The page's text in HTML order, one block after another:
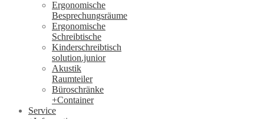
Ergonomische
Besprechungsräume
Ergonomische
Schreibtische
Kinderschreibtisch
solution.junior
Akustik
Raumteiler
Büroschränke
+Container
Service